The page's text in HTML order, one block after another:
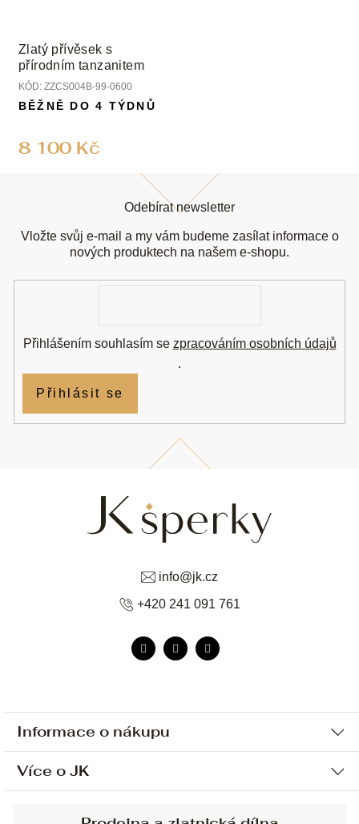
Zlatý přívěsek s
přírodním tanzanitem
KÓD: ZZCS004B-99-0600
8 100 Kč
BĚŽNĚ DO 4 TÝDNŮ
Informace o nákupu
Ochrana osobních údajů
Více o JK
info@jk.cz
+420 241 091 761
Odebírat newsletter
Vložte svůj e-mail a my vám budeme zasílat informace o
nových produktech na našem e-shopu.
Přihlášením souhlasím se zpracováním osobních údajů
.
Přihlásit se